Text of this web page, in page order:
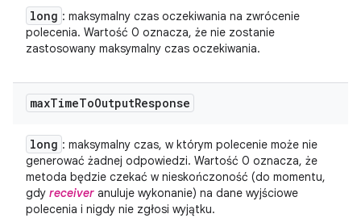
long : maksymalny czas oczekiwania na zwrócenie
polecenia. Wartość 0 oznacza, że nie zostanie
zastosowany maksymalny czas oczekiwania.
maxTimeToOutputResponse
long : maksymalny czas, w którym polecenie może nie
generować żadnej odpowiedzi. Wartość 0 oznacza, że
metoda będzie czekać w nieskończoność (do momentu,
gdy receiver anuluje wykonanie) na dane wyjściowe
polecenia i nigdy nie zgłosi wyjątku.